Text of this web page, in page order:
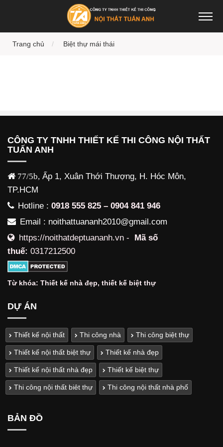
Trang chủ Biệt thự mái thái
CÔNG TY TNHH THIẾT KẾ THI CÔNG NỘI THẤT
TUẤN ANH
77/5b, Ấp 1, Xuân Thới Thượng, H. Hóc Môn,
TP.HCM
Hotline : 0918 555 825 – 0904 841 946
Email : noithattuananh2010@gmail.com
https://noithatdeptuananh.vn - Mã số
thuế: 0317212500
Từ khóa: Thiết kế nhà đẹp, thiết kế biệt thự
DỰ ÁN
Thiết kế nội thất Thi công nhà Thi công biệt thự
Thiết kế nội thất biệt thự Thiết kế nhà đẹp
Thiết kế nội thất nhà đẹp Thiết kế biệt thự
Thi công nội thất biêt thự Thi công nội thất nhà phố
BẢN ĐỒ